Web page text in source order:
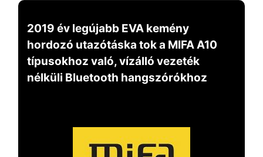
2019 év legújabb EVA kemény
hordozó utazótáska tok a MIFA A10
típusokhoz való, vízálló vezeték
nélküli Bluetooth hangszórókhoz